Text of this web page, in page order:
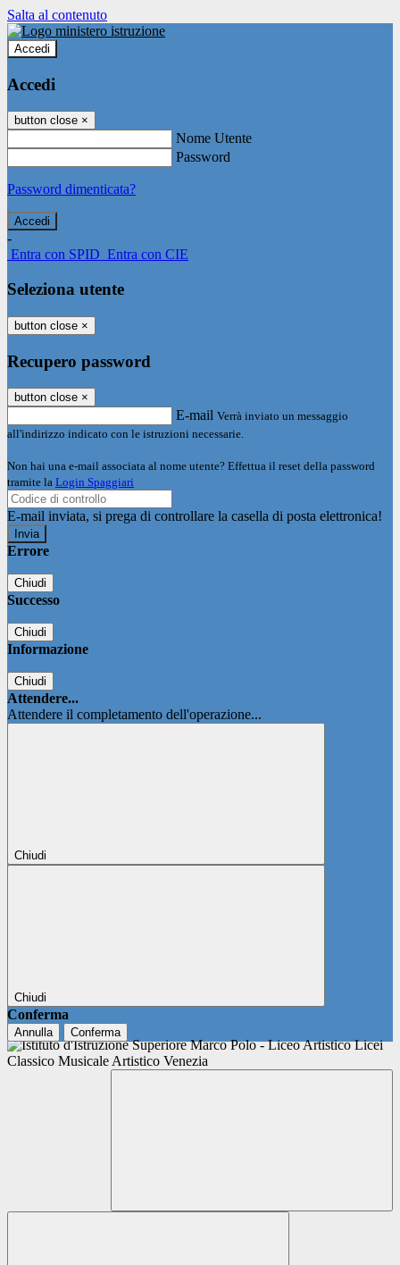
Salta al contenuto
Accedi
Accedi
button close ×
Nome Utente
Password
Password dimenticata?
-
Entra con SPID Entra con CIE
Seleziona utente
button close ×
Recupero password
button close ×
E-mail Verrà inviato un messaggio
all'indirizzo indicato con le istruzioni necessarie.
Non hai una e-mail associata al nome utente? Effettua il reset della password
tramite la Login Spaggiari
E-mail inviata, si prega di controllare la casella di posta elettronica!
Errore
Chiudi
Successo
Chiudi
Informazione
Chiudi
Attendere...
Attendere il completamento dell'operazione...
Chiudi
Chiudi
Conferma
Annulla Conferma